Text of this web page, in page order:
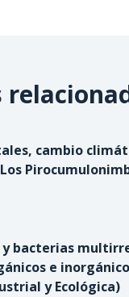
cambio
bacterias
e
y Ecológica)